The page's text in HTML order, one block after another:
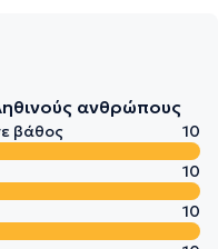
ανθρώπους
βάθος
10
10
10